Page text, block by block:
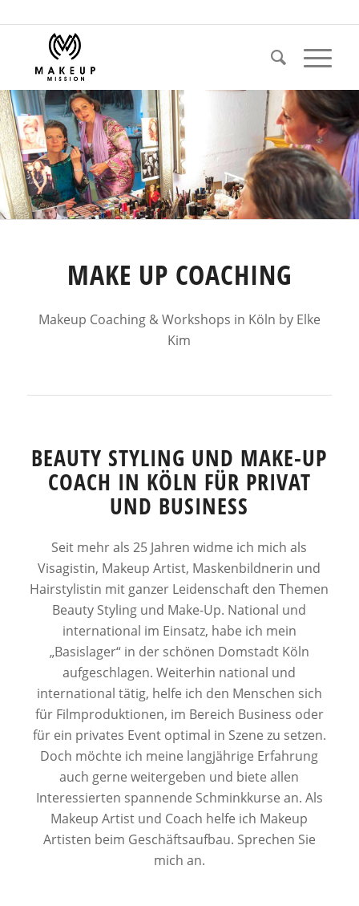
MAKE UP COACHING
Makeup Coaching & Workshops in Köln by Elke
Kim
BEAUTY STYLING UND MAKE-UP
COACH IN KÖLN FÜR PRIVAT
UND BUSINESS
Seit mehr als 25 Jahren widme ich mich als
Visagistin, Makeup Artist, Maskenbildnerin und
Hairstylistin mit ganzer Leidenschaft den Themen
Beauty Styling und Make-Up. National und
international im Einsatz, habe ich mein
„Basislager“ in der schönen Domstadt Köln
aufgeschlagen. Weiterhin national und
international tätig, helfe ich den Menschen sich
für Filmproduktionen, im Bereich Business oder
für ein privates Event optimal in Szene zu setzen.
Doch möchte ich meine langjährige Erfahrung
auch gerne weitergeben und biete allen
Interessierten spannende Schminkkurse an. Als
Makeup Artist und Coach helfe ich Makeup
Artisten beim Geschäftsaufbau. Sprechen Sie
mich an.